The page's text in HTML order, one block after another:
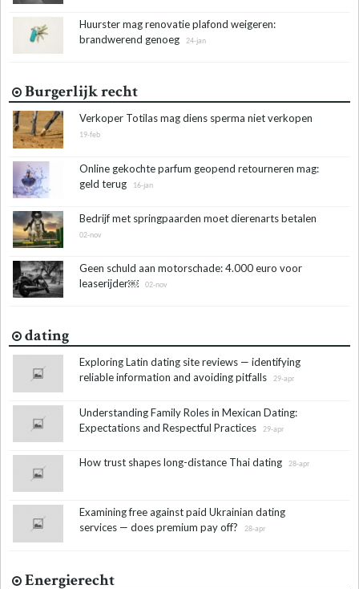
Huurster mag renovatie plafond weigeren:
brandwerend genoeg
24-jan
Burgerlijk recht
Verkoper Totilas mag diens sperma niet verkopen
19-feb
Online gekochte parfum geopend retourneren mag:
geld terug
16-jan
Bedrijf met springpaarden moet dierenarts betalen
02-nov
Geen schuld aan motorschade: 4.000 euro voor
leaserijder￼
02-nov
dating
Exploring Latin dating site reviews — identifying
reliable information and avoiding pitfalls
29-apr
Understanding Family Roles in Mexican Dating:
Expectations and Respectful Practices
29-apr
How trust shapes long-distance Thai dating 28-apr
Examining free against paid Ukrainian dating
services — does premium pay off?
28-apr
Energierecht